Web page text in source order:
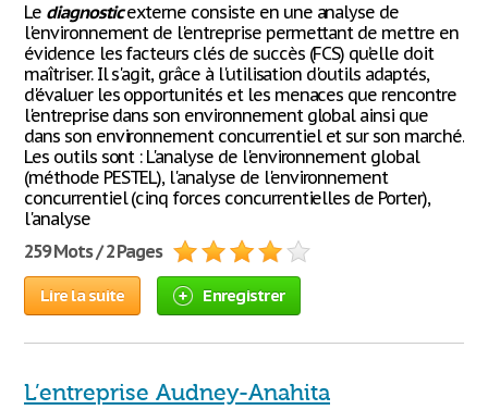
Le diagnosticexterne consiste en une analyse de
l'environnement de l'entreprise permettant de mettre en
évidence les facteurs clés de succès (FCS) qu’elle doit
maîtriser. Il s'agit, grâce à l'utilisation d'outils adaptés,
d'évaluer les opportunités et les menaces que rencontre
l'entreprise dans son environnement global ainsi que
dans son environnement concurrentiel et sur son marché.
Les outils sont : L'analyse de l'environnement global
(méthode PESTEL), l'analyse de l'environnement
concurrentiel (cinq forces concurrentielles de Porter),
l'analyse
259 Mots / 2 Pages
Lire la suite Enregistrer
L’entreprise Audney-Anahita